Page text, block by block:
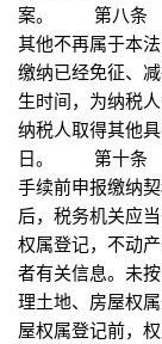
案。 第八条 纳
其他不再属于本
缴纳已经免征
生时间，为纳税
纳税人取得其他
日。 第十条 纳
手续前申报缴
后，税务机关应
权属登记，不动
者有关信息。未
理土地、房屋
屋权属登记前，